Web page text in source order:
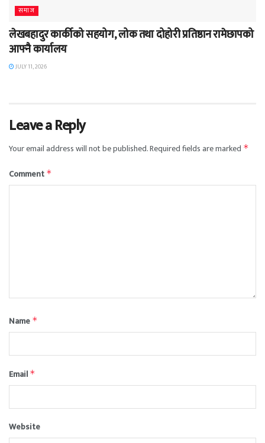
समाज
लेखबहादुर कार्कीको सहयोग, लोक तथा दोहोरी प्रतिष्ठान रामेछापको
आफ्नै कार्यालय
JULY 11, 2026
Leave a Reply
Your email address will not be published.Required fields are marked *
Comment *
Name *
Email *
Website